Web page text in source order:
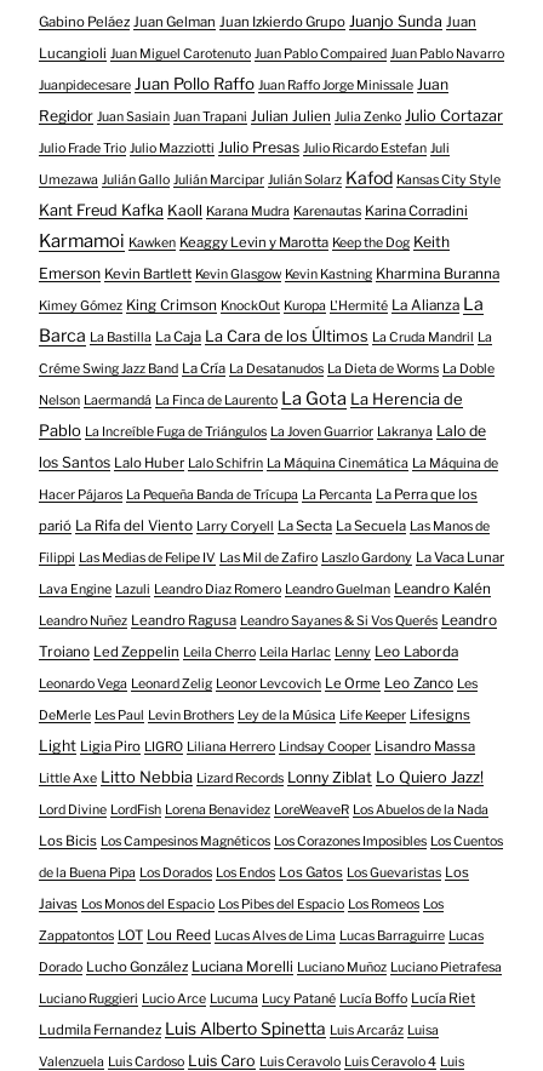
Gabino Peláez Juan Gelman Juan Izkierdo Grupo Juanjo Sunda Juan
Lucangioli Juan Miguel Carotenuto Juan Pablo Compaired Juan Pablo Navarro
Juanpidecesare Juan Pollo Raffo Juan Raffo Jorge Minissale Juan
Regidor Juan Sasiain Juan Trapani Julian Julien Julia Zenko Julio Cortazar
Julio Frade Trio Julio Mazziotti Julio Presas Julio Ricardo Estefan Juli
Umezawa Julián Gallo Julián Marcipar Julián Solarz Kafod Kansas City Style
Kant Freud Kafka Kaoll Karana Mudra Karenautas Karina Corradini
Karmamoi Kawken Keaggy Levin y Marotta Keep the Dog Keith
Emerson Kevin Bartlett Kevin Glasgow Kevin Kastning Kharmina Buranna
Kimey Gómez King Crimson KnockOut Kuropa L'Hermité La Alianza La
Barca La Bastilla La Caja La Cara de los Últimos La Cruda Mandril La
Créme Swing Jazz Band La Cría La Desatanudos La Dieta de Worms La Doble
Nelson Laermandá La Finca de Laurento La Gota La Herencia de
Pablo La Increíble Fuga de Triángulos La Joven Guarrior Lakranya Lalo de
los Santos Lalo Huber Lalo Schifrin La Máquina Cinemática La Máquina de
Hacer Pájaros La Pequeña Banda de Trícupa La Percanta La Perra que los
parió La Rifa del Viento Larry Coryell La Secta La Secuela Las Manos de
Filippi Las Medias de Felipe IV Las Mil de Zafiro Laszlo Gardony La Vaca Lunar
Lava Engine Lazuli Leandro Diaz Romero Leandro Guelman Leandro Kalén
Leandro Nuñez Leandro Ragusa Leandro Sayanes & Si Vos Querés Leandro
Troiano Led Zeppelin Leila Cherro Leila Harlac Lenny Leo Laborda
Leonardo Vega Leonard Zelig Leonor Levcovich Le Orme Leo Zanco Les
DeMerle Les Paul Levin Brothers Ley de la Música Life Keeper Lifesigns
Light Ligia Piro LIGRO Liliana Herrero Lindsay Cooper Lisandro Massa
Little Axe Litto Nebbia Lizard Records Lonny Ziblat Lo Quiero Jazz!
Lord Divine LordFish Lorena Benavidez LoreWeaveR Los Abuelos de la Nada
Los Bicis Los Campesinos Magnéticos Los Corazones Imposibles Los Cuentos
de la Buena Pipa Los Dorados Los Endos Los Gatos Los Guevaristas Los
Jaivas Los Monos del Espacio Los Pibes del Espacio Los Romeos Los
Zappatontos LOT Lou Reed Lucas Alves de Lima Lucas Barraguirre Lucas
Dorado Lucho González Luciana Morelli Luciano Muñoz Luciano Pietrafesa
Luciano Ruggieri Lucio Arce Lucuma Lucy Patané Lucía Boffo Lucía Riet
Ludmila Fernandez Luis Alberto Spinetta Luis Arcaráz Luisa
Valenzuela Luis Cardoso Luis Caro Luis Ceravolo Luis Ceravolo 4 Luis